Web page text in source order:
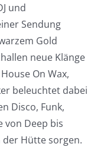
und
Sendung
Gold
neue Klänge
On Wax,
beleuchtet dabei
Disco, Funk,
von Deep bis
Hütte sorgen.